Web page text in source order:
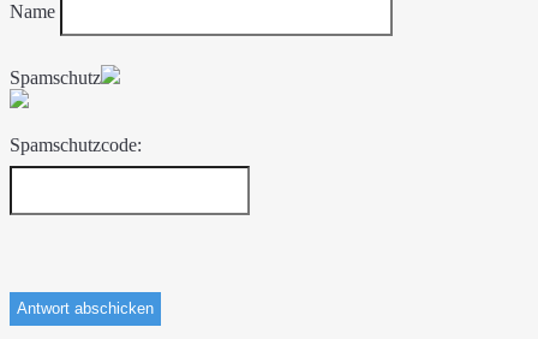
Name
Spamschutz
Spamschutzcode: